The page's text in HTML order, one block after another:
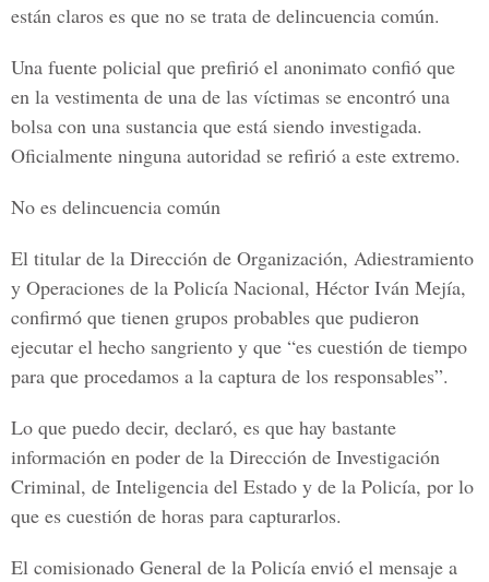
están claros es que no se trata de delincuencia común.
Una fuente policial que prefirió el anonimato confió que
en la vestimenta de una de las víctimas se encontró una
bolsa con una sustancia que está siendo investigada.
Oficialmente ninguna autoridad se refirió a este extremo.
No es delincuencia común
El titular de la Dirección de Organización, Adiestramiento
y Operaciones de la Policía Nacional, Héctor Iván Mejía,
confirmó que tienen grupos probables que pudieron
ejecutar el hecho sangriento y que “es cuestión de tiempo
para que procedamos a la captura de los responsables”.
Lo que puedo decir, declaró, es que hay bastante
información en poder de la Dirección de Investigación
Criminal, de Inteligencia del Estado y de la Policía, por lo
que es cuestión de horas para capturarlos.
El comisionado General de la Policía envió el mensaje a